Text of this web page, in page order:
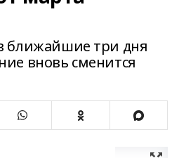
ближайшие три дня
вновь сменится